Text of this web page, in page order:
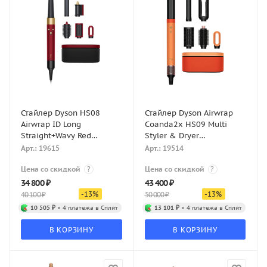
Стайлер Dyson HS08
Airwrap ID Long
Straight+Wavy Red
Velvet/Gold
Арт.: 19615
Цена со скидкой ?
34 800₽
40 100₽ -13%
10 505 ₽ × 4 платежа в Сплит
В КОРЗИНУ
Стайлер Dyson Airwrap
Coanda2x HS09 Multi
Styler & Dryer
(Apricot/Topaz)
Арт.: 19514
Цена со скидкой ?
43 400₽
50 000₽ -13%
13 101 ₽× 4 платежа в Сплит
В КОРЗИНУ